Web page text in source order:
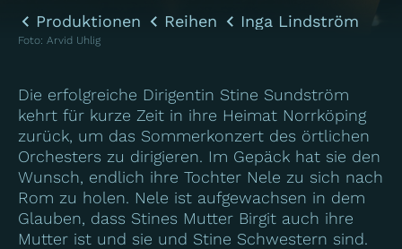
Produktionen
Reihen Inga Lindström
Foto: Arvid Uhlig
Die erfolgreiche Dirigentin Stine Sundström
kehrt für kurze Zeit in ihre Heimat Norrköping
zurück, um das Sommerkonzert des örtlichen
Orchesters zu dirigieren. Im Gepäck hat sie den
Wunsch, endlich ihre Tochter Nele zu sich nach
Rom zu holen. Nele ist aufgewachsen in dem
Glauben, dass Stines Mutter Birgit auch ihre
Mutter ist und sie und Stine Schwestern sind.